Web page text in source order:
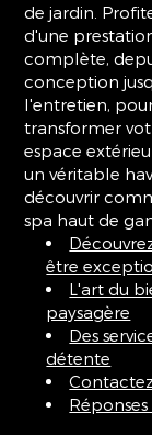
de jardin.
d'une
complète,
conception
l'entretien,
transformer
espace
un véritable
découvrir
spa haut de
être
L'art du
paysagère
Des
détente